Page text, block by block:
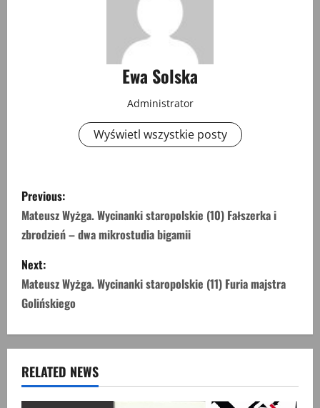
Ewa Solska
Administrator
Wyświetl wszystkie posty
P
o
s
t
n
a
v
i
Previous:
Mateusz Wyżga. Wycinanki staropolskie (10) Fałszerka i
zbrodzień – dwa mikrostudia bigamii
Next:
Mateusz Wyżga. Wycinanki staropolskie (11) Furia majstra
Golińskiego
RELATED NEWS